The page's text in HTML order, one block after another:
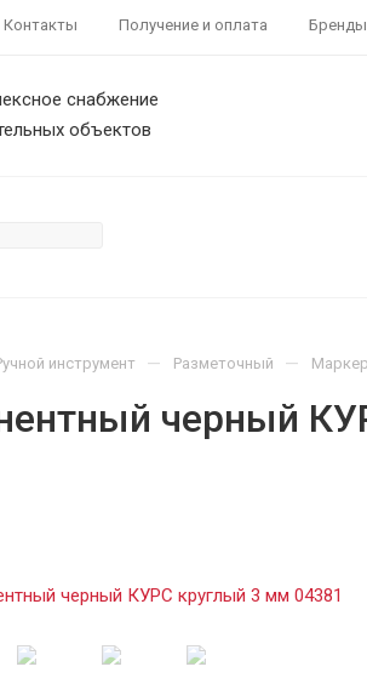
Контакты Получение и оплата Бренды
снабжение
объектов
инструмент — Разметочный —
черный